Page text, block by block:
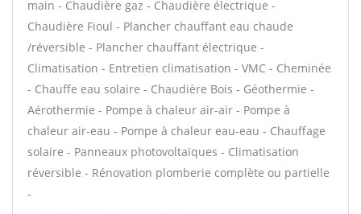
main - Chaudière gaz - Chaudière électrique -
Chaudière Fioul - Plancher chauffant eau chaude
/réversible - Plancher chauffant électrique -
Climatisation - Entretien climatisation - VMC - Cheminée
- Chauffe eau solaire - Chaudière Bois - Géothermie -
Aérothermie - Pompe à chaleur air-air - Pompe à
chaleur air-eau - Pompe à chaleur eau-eau - Chauffage
solaire - Panneaux photovoltaïques - Climatisation
réversible - Rénovation plomberie complète ou partielle
-